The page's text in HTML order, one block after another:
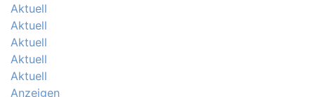
Aktuell
Aktuell
Aktuell
Aktuell
Aktuell
Anzeigen